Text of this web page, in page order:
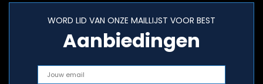
WORD LID VAN ONZE MAILLIJST VOOR BEST
Aanbiedingen